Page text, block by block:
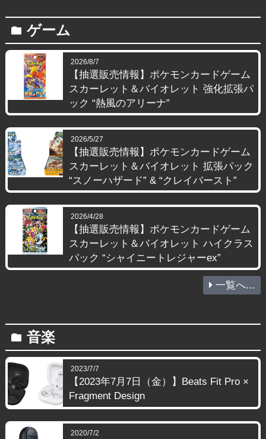
folder ゲーム
2026/8/7
【抽選販売情報】ポケモンカードゲーム
スカーレット＆バイオレット 強化拡張パ
ック “熱風のアリーナ”
2026/5/27
【抽選販売情報】ポケモンカードゲーム
スカーレット＆バイオレット 拡張パック
“スノーハザード” & “クレイバースト”
2026/4/28
【抽選販売情報】ポケモンカードゲーム
スカーレット＆バイオレット ハイクラス
パック “シャイニートレジャーex”
一覧へ...
folder 音楽
2023/7/7
【2023年7月7日（金）】Beats Fit Pro ×
Fragment Design
2020/7/2